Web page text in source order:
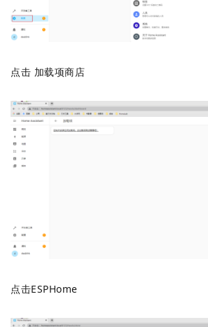
点击 加载项商店
点击ESPHome